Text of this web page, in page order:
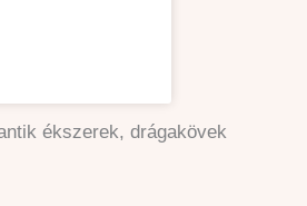
ékszerek, drágakövek